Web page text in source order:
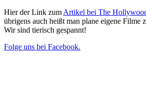
Hier der Link zum Artikel bei The
übrigens auch heißt man plane eigene Filme
Wir sind tierisch gespannt!
Folge uns bei Facebook.